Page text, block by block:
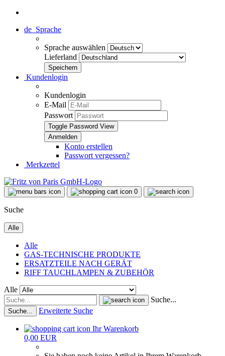
de Sprache
Sprache auswählen
Lieferland
Kundenlogin
Kundenlogin
E-Mail
Passwort
Toggle Password View
Konto erstellen
Passwort vergessen?
Merkzettel
0
Suche
Alle
Alle
GAS-TECHNISCHE PRODUKTE
ERSATZTEILE NACH GERÄT
RIFF TAUCHLAMPEN & ZUBEHÖR
Alle
Suche...
Suche... Erweiterte Suche
Ihr Warenkorb
0,00 EUR